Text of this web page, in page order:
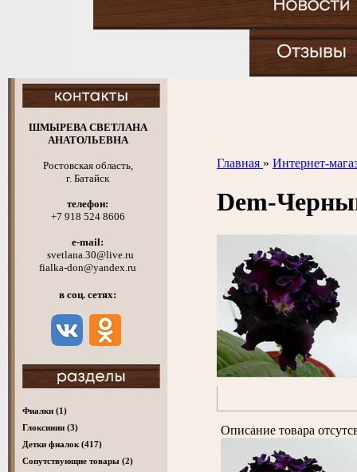
ШМЫРЕВА СВЕТЛАНА
АНАТОЛЬЕВНА
Ростовская область,
г. Батайск
телефон:
+7 918 524 8606
e-mail:
svetlana.30@live.ru
fialka-don@yandex.ru
в соц. сетях:
Фиалки (1)
Глоксинии (3)
Детки фиалок (417)
Cопутствующие товары (2)
Главная » Интернет-
Dem-
Описание товара